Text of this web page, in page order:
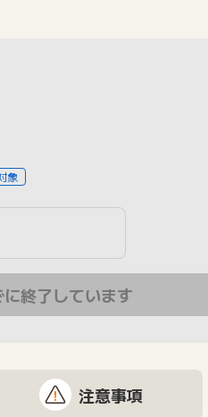
象
に終了しています
注意事項